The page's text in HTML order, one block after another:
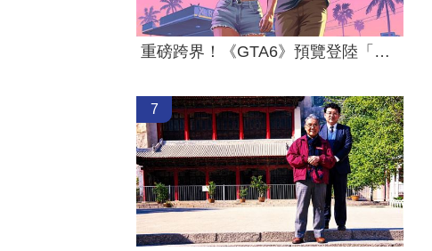
重磅跨界！《GTA6》預覽登陸「這平台」
7